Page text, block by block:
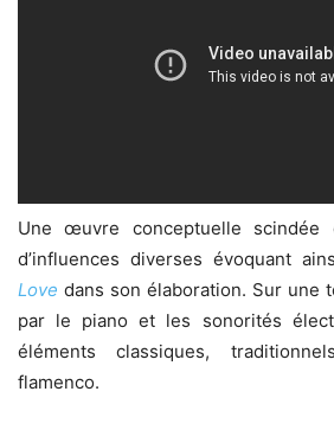
Une œuvre conceptuelle
d’influences diverses évoquant
Love dans son élaboration. Sur une
par le piano et les sonorités
éléments classiques,
flamenco.